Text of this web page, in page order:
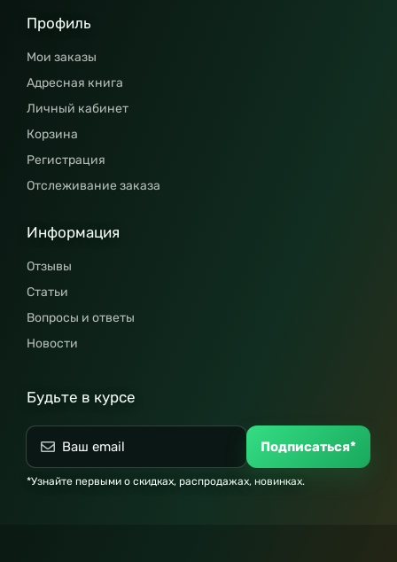
Профиль
Мои заказы
Адресная книга
Личный кабинет
Корзина
Регистрация
Отслеживание заказа
Информация
Отзывы
Статьи
Вопросы и ответы
Новости
Будьте в курсе
Подписаться*
*Узнайте первыми о скидках, распродажах, новинках.